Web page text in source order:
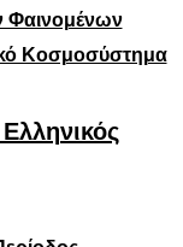
Φαινομένων
Κοσμοσύστημα